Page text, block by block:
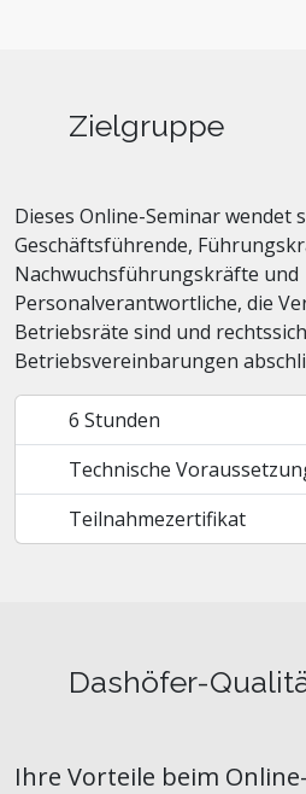
Zielgruppe
Dieses Online-Seminar wendet
Geschäftsführende,
Nachwuchsführungskräfte und
Personalverantwortliche, die
Betriebsräte sind und
Betriebsvereinbarungen
6 Stunden
Technische
Teilnahmezertifikat
Dashöfer-
Ihre Vorteile beim